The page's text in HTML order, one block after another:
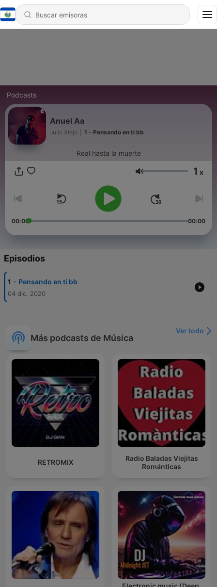
Podcasts
Anuel Aa
Julio Alejo 1 - Pensando en ti bb
Real hasta la muerte
Volumen 1 x
00:00 00:00
Episodios
1 - Pensando en ti bb
04 dic. 2020
Más podcasts de Música
Ver todo
RETROMIX
Radio Baladas Viejitas
Románticas